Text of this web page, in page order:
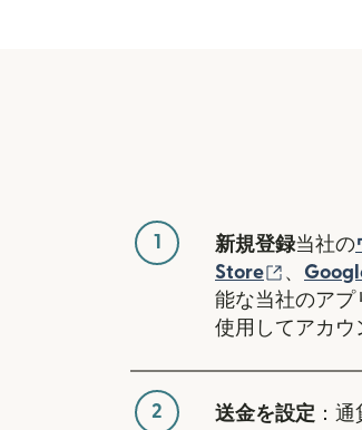
1 新規登録当社の
Store
（別ウ
、
能な当社のアプ
使用してアカウ
2 送金を設定 ：